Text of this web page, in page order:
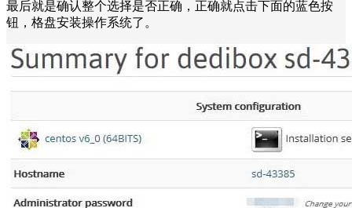
最后就是确认整个选择是否正确，正确就点击下面的蓝色按
钮，格盘安装操作系统了。